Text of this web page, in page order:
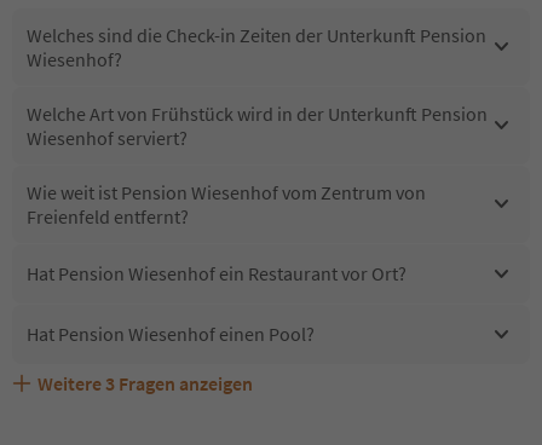
Welches sind die Check-in Zeiten der Unterkunft Pension
Wiesenhof?
Welche Art von Frühstück wird in der Unterkunft Pension
Wiesenhof serviert?
Wie weit ist Pension Wiesenhof vom Zentrum von
Freienfeld entfernt?
Hat Pension Wiesenhof ein Restaurant vor Ort?
Hat Pension Wiesenhof einen Pool?
Sind Haustiere in der Unterkunft Pension Wiesenhof
Welche Services bietet Pension Wiesenhof?
Erhalten die Gäste von Pension Wiesenhof einen
Weitere 3 Fragen anzeigen